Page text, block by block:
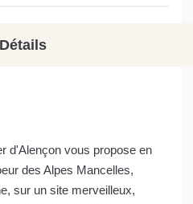
Détails
d'Alençon vous propose en
des Alpes Mancelles,
sur un site merveilleux,